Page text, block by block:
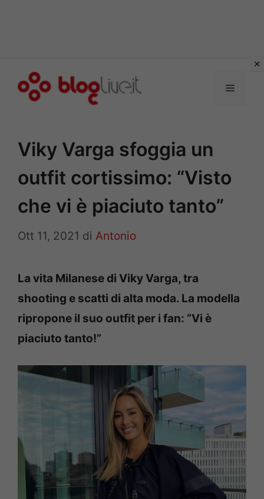
Menu
Viky Varga sfoggia un
outfit cortissimo: “Visto
che vi è piaciuto tanto”
Ott 11, 2021 di Antonio
La vita Milanese di Viky Varga, tra
shooting e scatti di alta moda. La modella
ripropone il suo outfit per i fan: “Vi è
piaciuto tanto!”